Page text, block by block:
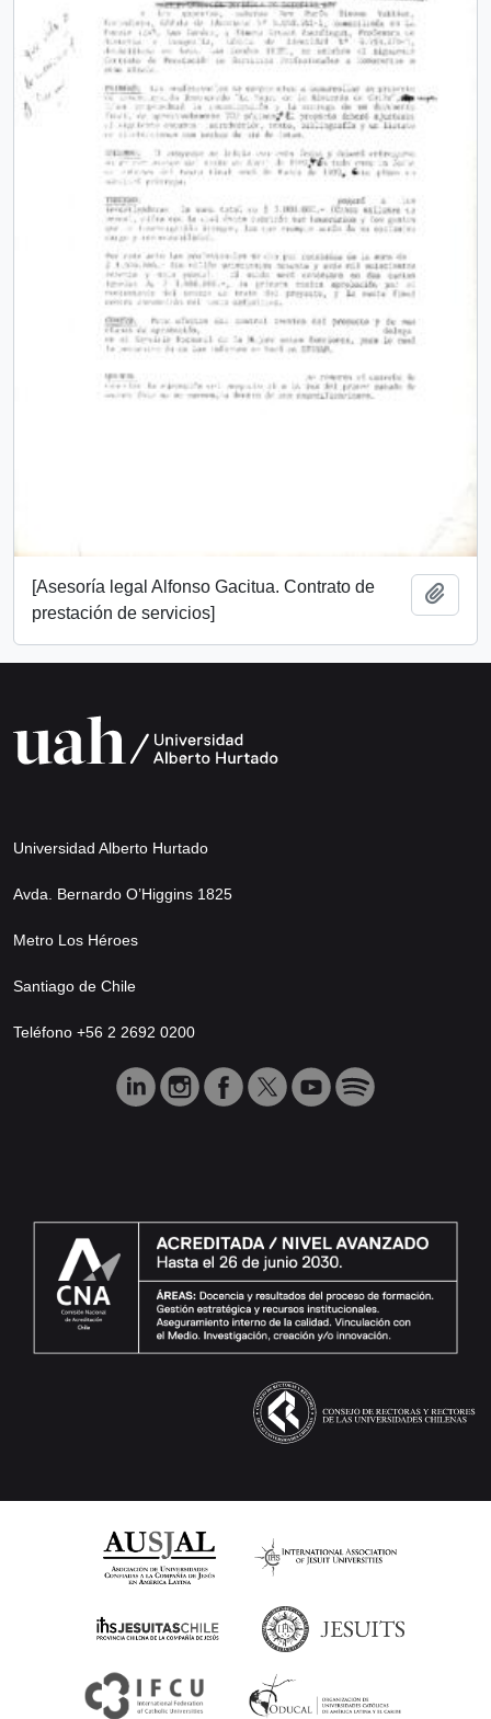
[Asesoría legal Alfonso Gacitua. Contrato de
prestación de servicios]
Universidad Alberto Hurtado
Avda. Bernardo O’Higgins 1825
Metro Los Héroes
Santiago de Chile
Teléfono +56 2 2692 0200